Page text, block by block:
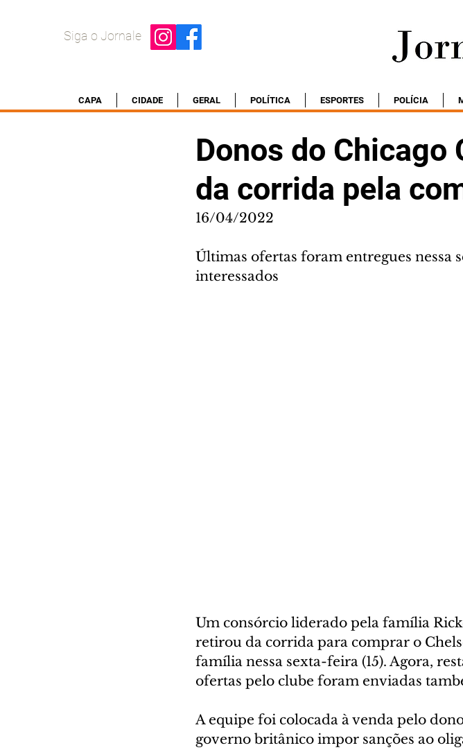
Siga o Jornale
CAPA CIDADE GERAL POLÍTICA ESPORTES POLÍCIA
Donos do Chicago
da corrida pela
16/04/2022
Últimas ofertas foram entregues nessa
interessados
Um consórcio liderado pela família
retirou da corrida para comprar o
família nessa sexta-feira (15). Agora,
ofertas pelo clube foram enviadas
A equipe foi colocada à venda pelo
governo britânico impor sanções ao